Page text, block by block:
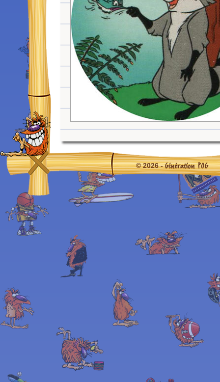
© 2026 -Génération POG